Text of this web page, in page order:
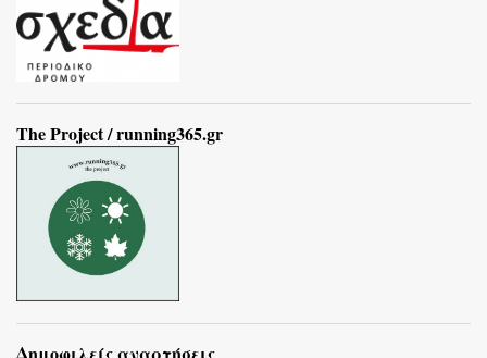
The Project / running365.gr